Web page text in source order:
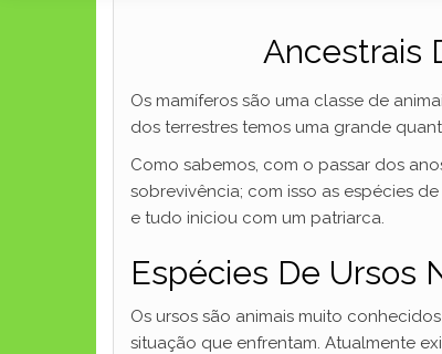
Ancestrais
Os mamíferos são uma classe de
dos terrestres temos uma grande
Como sabemos, com o passar dos
sobrevivência; com isso as espécies
e tudo iniciou com um patriarca.
Espécies De Ursos
Os ursos são animais muito
situação que enfrentam. Atualmente